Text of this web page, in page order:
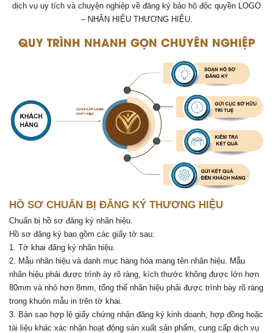
dịch vụ uy tích và chuyện nghiệp về đăng ký bảo hộ độc quyền LOGO
– NHÃN HIỆU THƯƠNG HIỆU.
QUY TRÌNH NHANH GỌN CHUYÊN NGHIỆP
HỒ SƠ CHUẨN BỊ ĐĂNG KÝ THƯƠNG HIỆU
Chuẩn bị hồ sơ đăng ký nhãn hiệu.
Hồ sơ đăng ký bao gồm các giấy tờ sau:
1. Tờ khai đăng ký nhãn hiệu.
2. Mẫu nhãn hiệu và danh mục hàng hóa mang tên nhãn hiệu. Mẫu
nhãn hiệu phải được trình ày rõ ràng, kích thước không được lớn hơn
80mm và nhỏ hơn 8mm, tổng thể nhãn hiệu phải được trình bày rõ ràng
trong khuôn mẫu in trên tờ khai.
3. Bản sao hợp lệ giấy chứng nhận đăng ký kinh doanh, hợp đồng hoặc
tài liệu khác xác nhận hoạt động sản xuất sản phẩm, cung cấp dịch vụ